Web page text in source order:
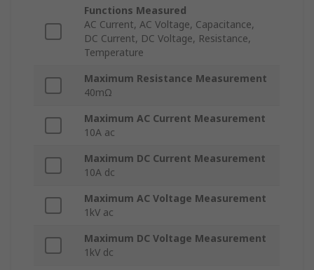
Functions Measured
AC Current, AC Voltage, Capacitance,
DC Current, DC Voltage, Resistance,
Temperature
Maximum Resistance Measurement
40mΩ
Maximum AC Current Measurement
10A ac
Maximum DC Current Measurement
10A dc
Maximum AC Voltage Measurement
1kV ac
Maximum DC Voltage Measurement
1kV dc